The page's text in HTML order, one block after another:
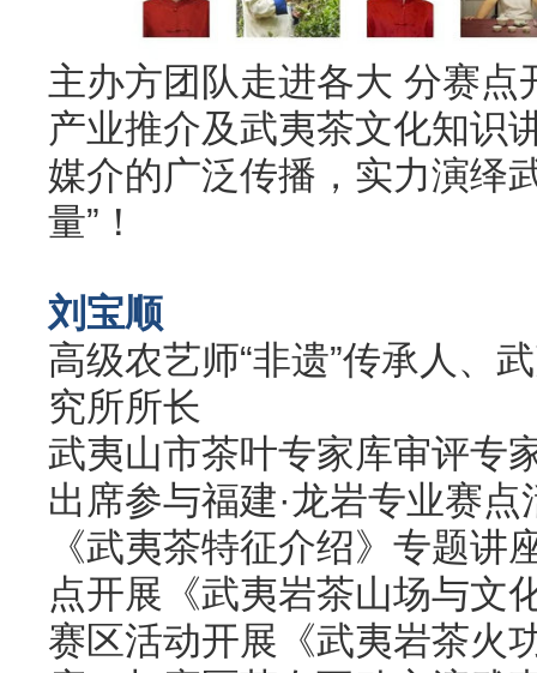
主办方团队走进各大 分赛点
产业推介及武夷茶文化知识
媒介的广泛传播，实力演绎
量”！
刘宝顺
高级农艺师“非遗”传承人、
究所所长
武夷山市茶叶专家库审评专
出席参与福建·龙岩专业赛
《武夷茶特征介绍》专题讲
点开展《武夷岩茶山场与文
赛区活动开展《武夷岩茶火